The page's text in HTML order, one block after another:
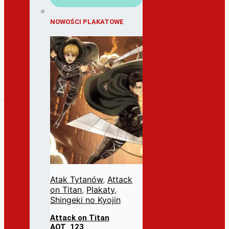
NOWOŚCI PLAKATOWE
Atak Tytanów, Attack
on Titan, Plakaty,
Shingeki no Kyojin
Attack on Titan
AOT_123